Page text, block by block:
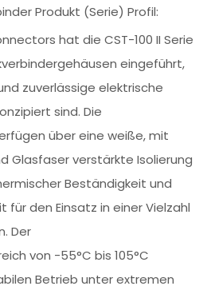
Produkt (Serie) Profil:
hat die CST-100 II Serie
eingeführt,
zuverlässige elektrische
sind. Die
über eine weiße, mit
Glasfaser verstärkte Isolierung
Beständigkeit und
für den Einsatz in einer Vielzahl
Der
von -55°C bis 105°C
Betrieb unter extremen